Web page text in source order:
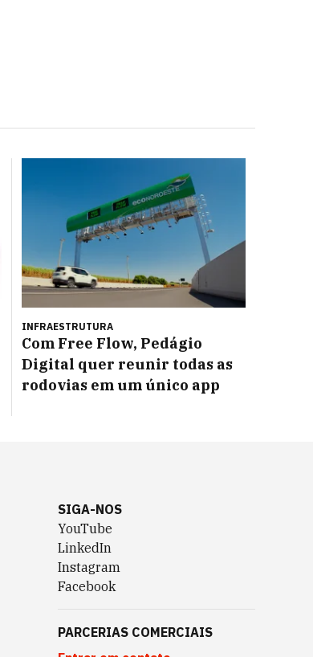
INFRAESTRUTURA
Com Free Flow, Pedágio
Digital quer reunir todas as
rodovias em um único app
SIGA-NOS
YouTube
LinkedIn
Instagram
Facebook
PARCERIAS COMERCIAIS